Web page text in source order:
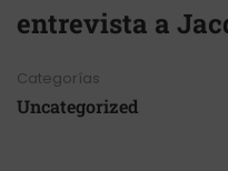
entrevista a
Categorías
Uncategorized